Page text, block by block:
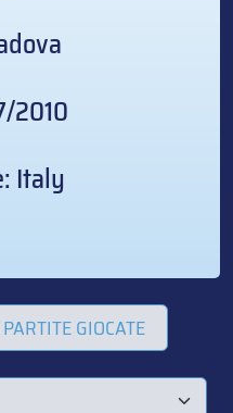
2010
Italy
PARTITE GIOCATE